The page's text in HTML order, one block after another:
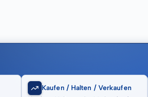
Kaufen / Halten / Verkaufen